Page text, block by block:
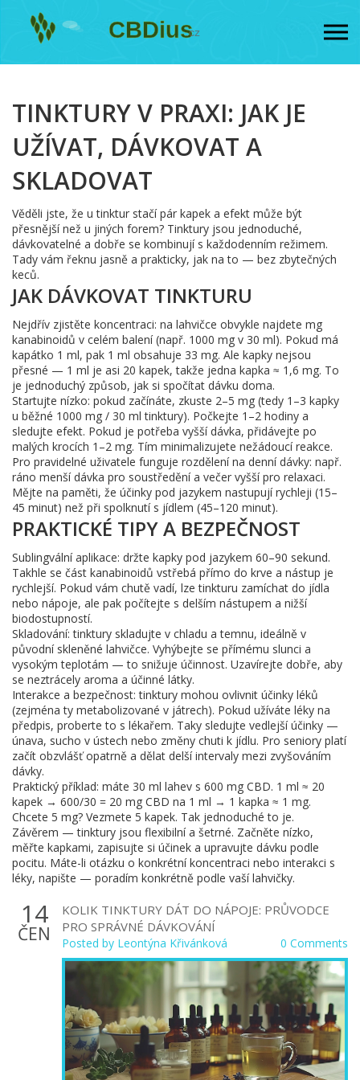
TINKTURY V PRAXI: JAK JE
UŽÍVAT, DÁVKOVAT A
SKLADOVAT
Věděli jste, že u tinktur stačí pár kapek a efekt může být
přesnější než u jiných forem? Tinktury jsou jednoduché,
dávkovatelné a dobře se kombinují s každodenním režimem.
Tady vám řeknu jasně a prakticky, jak na to — bez zbytečných
keců.
JAK DÁVKOVAT TINKTURU
Nejdřív zjistěte koncentraci: na lahvičce obvykle najdete mg
kanabinoidů v celém balení (např. 1000 mg v 30 ml). Pokud má
kapátko 1 ml, pak 1 ml obsahuje 33 mg. Ale kapky nejsou
přesné — 1 ml je asi 20 kapek, takže jedna kapka ≈ 1,6 mg. To
je jednoduchý způsob, jak si spočítat dávku doma.
Startujte nízko: pokud začínáte, zkuste 2–5 mg (tedy 1–3 kapky
u běžné 1000 mg / 30 ml tinktury). Počkejte 1–2 hodiny a
sledujte efekt. Pokud je potřeba vyšší dávka, přidávejte po
malých krocích 1–2 mg. Tím minimalizujete nežádoucí reakce.
Pro pravidelné uživatele funguje rozdělení na denní dávky: např.
ráno menší dávka pro soustředění a večer vyšší pro relaxaci.
Mějte na paměti, že účinky pod jazykem nastupují rychleji (15–
45 minut) než při spolknutí s jídlem (45–120 minut).
PRAKTICKÉ TIPY A BEZPEČNOST
Sublingvální aplikace: držte kapky pod jazykem 60–90 sekund.
Takhle se část kanabinoidů vstřebá přímo do krve a nástup je
rychlejší. Pokud vám chutě vadí, lze tinkturu zamíchat do jídla
nebo nápoje, ale pak počítejte s delším nástupem a nižší
biodostupností.
Skladování: tinktury skladujte v chladu a temnu, ideálně v
původní skleněné lahvičce. Vyhýbejte se přímému slunci a
vysokým teplotám — to snižuje účinnost. Uzavírejte dobře, aby
se neztrácely aroma a účinné látky.
Interakce a bezpečnost: tinktury mohou ovlivnit účinky léků
(zejména ty metabolizované v játrech). Pokud užíváte léky na
předpis, proberte to s lékařem. Taky sledujte vedlejší účinky —
únava, sucho v ústech nebo změny chuti k jídlu. Pro seniory platí
začít obzvlášť opatrně a dělat delší intervaly mezi zvyšováním
dávky.
Praktický příklad: máte 30 ml lahev s 600 mg CBD. 1 ml ≈ 20
kapek → 600/30 = 20 mg CBD na 1 ml → 1 kapka ≈ 1 mg.
Chcete 5 mg? Vezmete 5 kapek. Tak jednoduché to je.
Závěrem — tinktury jsou flexibilní a šetrné. Začněte nízko,
měřte kapkami, zapisujte si účinek a upravujte dávku podle
pocitu. Máte-li otázku o konkrétní koncentraci nebo interakci s
léky, napište — poradím konkrétně podle vaší lahvičky.
14
ČEN
KOLIK TINKTURY DÁT DO NÁPOJE: PRŮVODCE
PRO SPRÁVNÉ DÁVKOVÁNÍ
Posted by Leontýna Křivánková 0 Comments